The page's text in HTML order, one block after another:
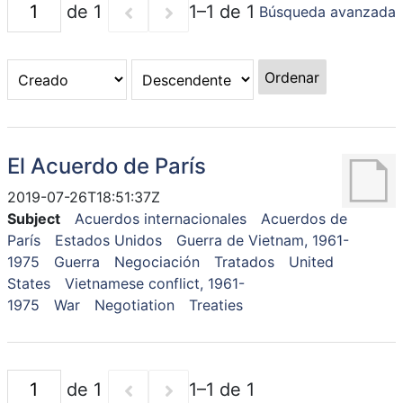
de 1 1–1 de 1 Búsqueda avanzada
Ordenar
El Acuerdo de París
2019-07-26T18:51:37Z
Subject
Acuerdos internacionales
Acuerdos de
París
Estados Unidos
Guerra de Vietnam, 1961-
1975
Guerra Negociación Tratados
United
States
Vietnamese conflict, 1961-
1975
War Negotiation Treaties
de 1 1–1 de 1